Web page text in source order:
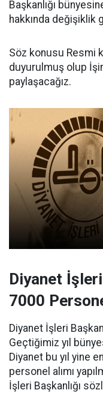
Başkanlığı
hakkında değişiklik
Söz konusu Resmi
duyurulmuş olup
paylaşacağız.
Diyanet İşleri
7000
Diyanet İşleri
Geçtiğimiz yıl
Diyanet bu yıl yine
personel alımı
İşleri Başkanlığı